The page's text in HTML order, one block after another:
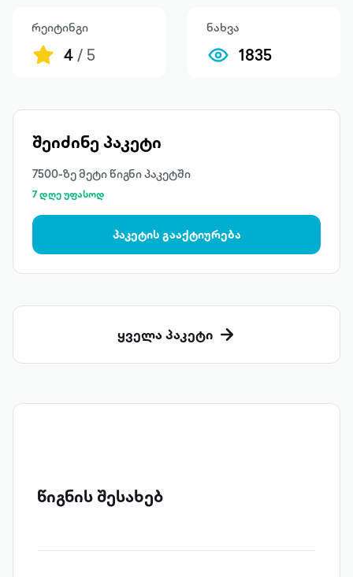
რეიტინგი
4/ 5
ნახვა
1835
შეიძინე პაკეტი
7500-ზე მეტი წიგნი პაკეტში
7 დღე უფასოდ
პაკეტის გააქტიურება
ყველა პაკეტი
წიგნის შესახებ